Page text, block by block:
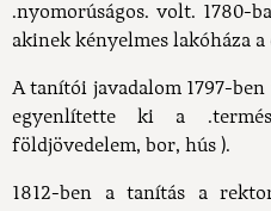
.nyomorúságos. volt. 1780-
akinek kényelmes lakóháza
A tanítói javadalom 1797-
egyenlítette ki a
földjövedelem, bor, hús ).
1812-ben a tanítás a